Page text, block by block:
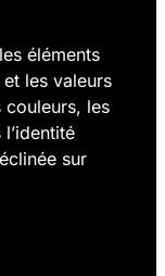
éléments
les valeurs
les
sur